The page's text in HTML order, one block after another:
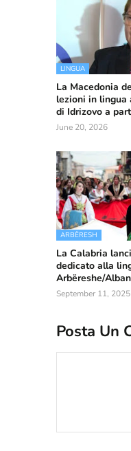
LINGUA
La Macedonia
lezioni in lingua
di Idrizovo a
June 20, 2026
ARBËRESH
La Calabria
dedicato alla
Arbëreshe/
September 11, 2025
Posta Un